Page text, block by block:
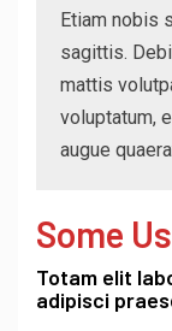
Etiam nobis
sagittis.
mattis
voluptatum,
augue
Some
Totam elit
adipisci